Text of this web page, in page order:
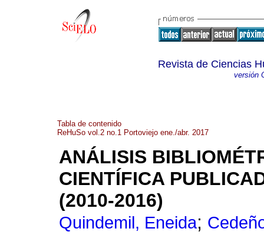
Revista de Ciencias
versión
Tabla de contenido
ReHuSo vol.2 no.1 Portoviejo ene./abr. 2017
ANÁLISIS
CIENTÍFICA
(2010-2016)
Quindemil, Eneida;